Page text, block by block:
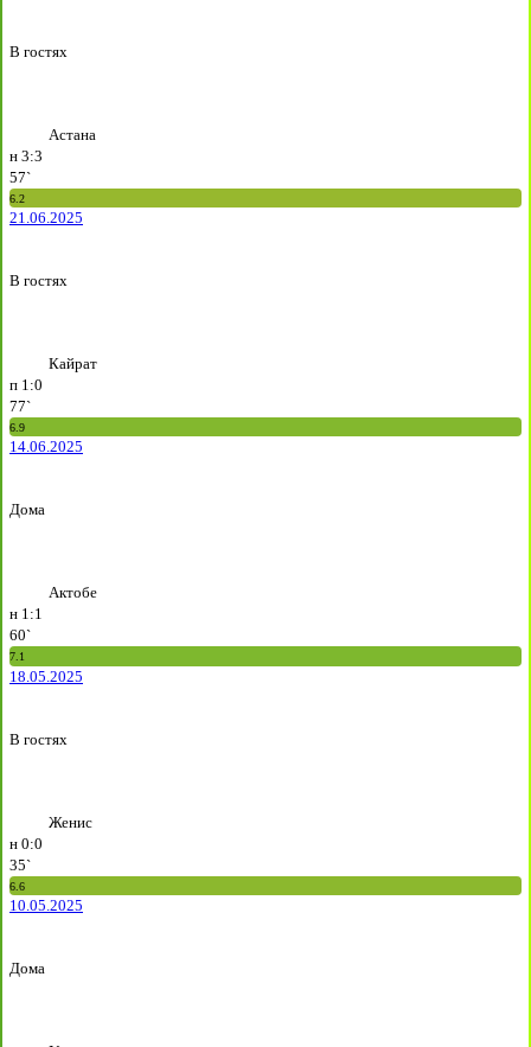
В гостях
Астана
н 3:3
57`
6.2
21.06.2025
В гостях
Кайрат
п 1:0
77`
6.9
14.06.2025
Дома
Актобе
н 1:1
60`
7.1
18.05.2025
В гостях
Женис
н 0:0
35`
6.6
10.05.2025
Дома